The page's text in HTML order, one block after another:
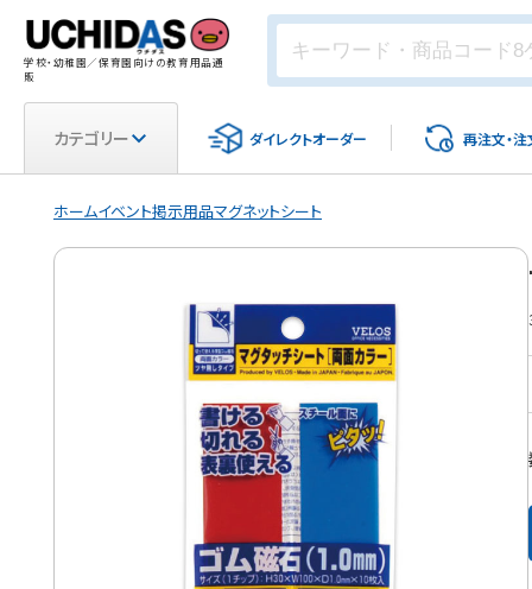
学校・幼稚園／保育園向けの教育用品通
販
カテゴリー ダイレクトオーダー 再注文・注
ホームイベント掲示用品マグネットシート